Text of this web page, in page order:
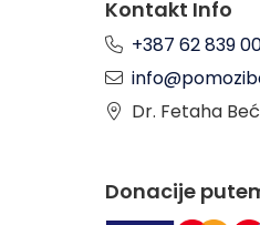
Kontakt Info
+387 62 839
Dr. Fetaha
Donacije